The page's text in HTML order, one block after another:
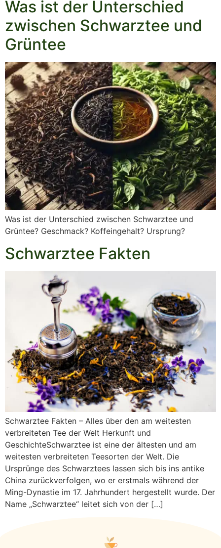
Was ist der Unterschied
zwischen Schwarztee und
Grüntee
Was ist der Unterschied zwischen Schwarztee und
Grüntee? Geschmack? Koffeingehalt? Ursprung?
Schwarztee Fakten
Schwarztee Fakten – Alles über den am weitesten
verbreiteten Tee der Welt Herkunft und
GeschichteSchwarztee ist eine der ältesten und am
weitesten verbreiteten Teesorten der Welt. Die
Ursprünge des Schwarztees lassen sich bis ins antike
China zurückverfolgen, wo er erstmals während der
Ming-Dynastie im 17. Jahrhundert hergestellt wurde. Der
Name „Schwarztee“ leitet sich von der […]